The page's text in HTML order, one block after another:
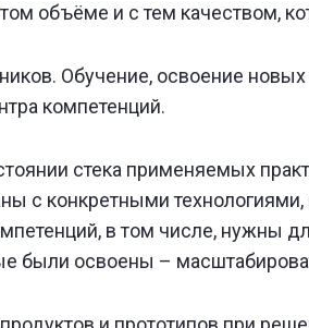
объёме и с тем качеством,
Обучение, освоение
компетенций.
стека применяемых
с конкретными
в том числе, нужны
были освоены –